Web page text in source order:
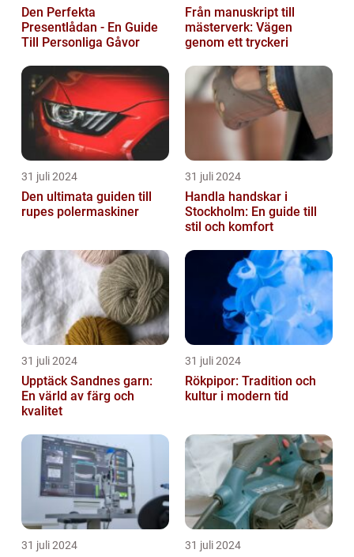
Den Perfekta
Presentlådan - En Guide
Till Personliga Gåvor
Från manuskript till
mästerverk: Vägen
genom ett tryckeri
31 juli 2024
Den ultimata guiden till
rupes polermaskiner
31 juli 2024
Handla handskar i
Stockholm: En guide till
stil och komfort
31 juli 2024
Upptäck Sandnes garn:
En värld av färg och
kvalitet
31 juli 2024
Rökpipor: Tradition och
kultur i modern tid
31 juli 2024 31 juli 2024